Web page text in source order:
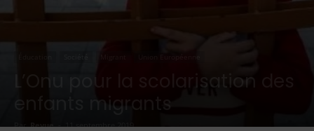
L’Onu pour la scolarisation des
enfants migrants
Par Revue - 11 septembre 2019